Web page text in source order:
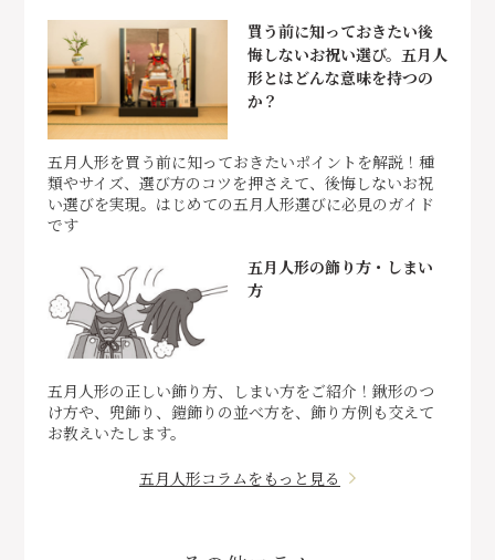
買う前に知っておきたい後
悔しないお祝い選び。五月人
形とはどんな意味を持つの
か？
五月人形を買う前に知っておきたいポイントを解説！種
類やサイズ、選び方のコツを押さえて、後悔しないお祝
い選びを実現。はじめての五月人形選びに必見のガイド
です
五月人形の飾り方・しまい
方
五月人形の正しい飾り方、しまい方をご紹介！鍬形のつ
け方や、兜飾り、鎧飾りの並べ方を、飾り方例も交えて
お教えいたします。
五月人形コラムをもっと見る